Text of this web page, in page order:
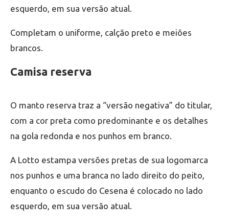
esquerdo, em sua versão atual.
Completam o uniforme, calção preto e meiões
brancos.
Camisa reserva
O manto reserva traz a “versão negativa” do titular,
com a cor preta como predominante e os detalhes
na gola redonda e nos punhos em branco.
A Lotto estampa versões pretas de sua logomarca
nos punhos e uma branca no lado direito do peito,
enquanto o escudo do Cesena é colocado no lado
esquerdo, em sua versão atual.